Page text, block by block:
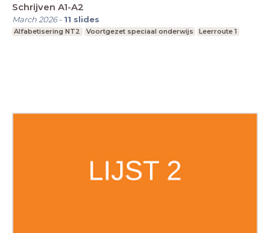
Schrijven A1-A2
March 2026- 11 slides
Alfabetisering NT2 Voortgezet speciaal onderwijs Leerroute 1